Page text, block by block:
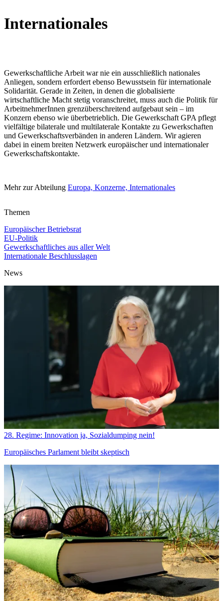
Internationales
Gewerkschaftliche Arbeit war nie ein ausschließlich nationales
Anliegen, sondern erfordert ebenso Bewusstsein für internationale
Solidarität. Gerade in Zeiten, in denen die globalisierte
wirtschaftliche Macht stetig voranschreitet, muss auch die Politik für
ArbeitnehmerInnen grenzüberschreitend aufgebaut sein – im
Konzern ebenso wie überbetrieblich. Die Gewerkschaft GPA pflegt
vielfältige bilaterale und multilaterale Kontakte zu Gewerkschaften
und Gewerkschaftsverbänden in anderen Ländern. Wir agieren
dabei in einem breiten Netzwerk europäischer und internationaler
Gewerkschaftskontakte.
Mehr zur Abteilung Europa, Konzerne, Internationales
Themen
Europäischer Betriebsrat
EU-Politik
Gewerkschaftliches aus aller Welt
Internationale Beschlusslagen
News
28. Regime: Innovation ja, Sozialdumping nein!
Europäisches Parlament bleibt skeptisch